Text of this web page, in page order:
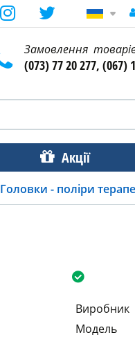
Замовлення
(073) 77 20 277, (067)
Акції
Головки - поліри
Виробник
Модель